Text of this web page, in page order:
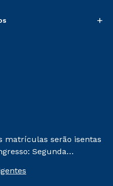
+
matrículas serão isentas
Segunda
matrícula será de R$